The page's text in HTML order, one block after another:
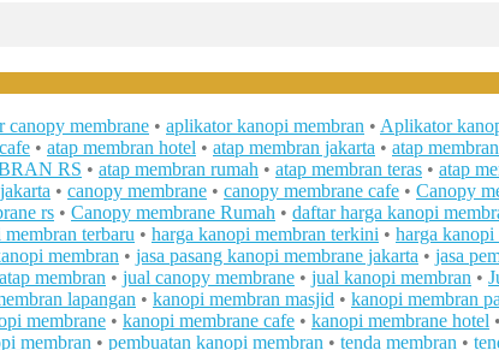
canopy membrane • aplikator kanopi membran • Aplikator
• atap membran hotel • atap membran jakarta • atap
RS • atap membran rumah • atap membran teras • atap
• canopy membrane • canopy membrane cafe • Canopy
rs • Canopy membrane Rumah • daftar harga kanopi
terbaru • harga kanopi membran terkini • harga kanopi
membran • jasa pasang kanopi membrane jakarta • jasa
membran • jual canopy membrane • jual kanopi membran •
lapangan • kanopi membran masjid • kanopi membran
membrane • kanopi membrane cafe • kanopi membrane hotel •
membran • pembuatan kanopi membran • tenda membran •